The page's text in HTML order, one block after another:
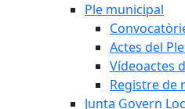
Ple municipal
Actes del
Vídeoactes
Registre de
Junta Govern